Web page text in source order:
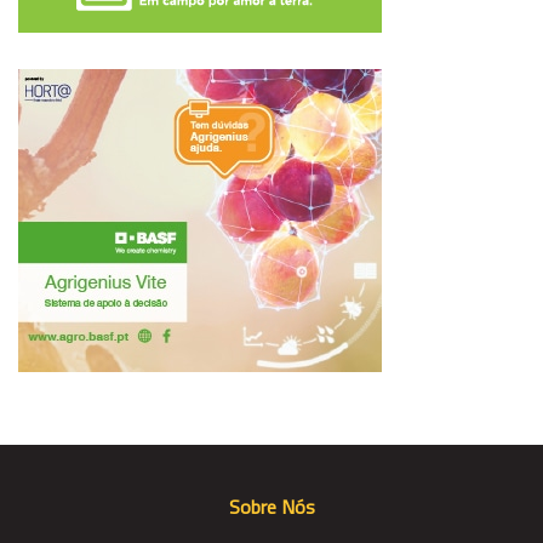
Sobre Nós